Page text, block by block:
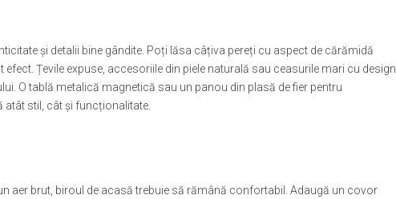
și detalii bine gândite. Poți lăsa câțiva pereți cu aspect de cărămidă
Țevile expuse, accesoriile din piele naturală sau ceasurile mari cu design
O tablă metalică magnetică sau un panou din plasă de fier pentru
stil, cât și funcționalitate.
aer brut, biroul de acasă trebuie să rămână confortabil. Adaugă un covor